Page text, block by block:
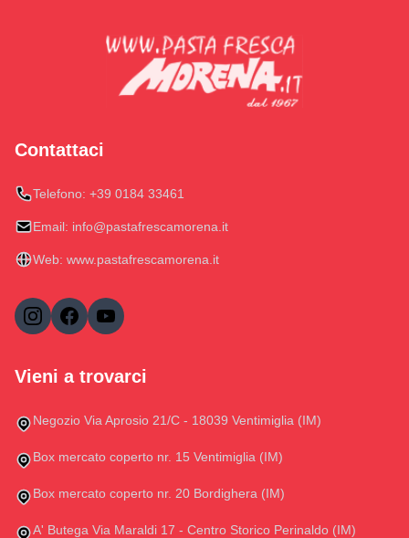
Contattaci
Telefono: +39 0184 33461
Email: info@pastafrescamorena.it
Web: www.pastafrescamorena.it
Vieni a trovarci
Negozio Via Aprosio 21/C - 18039 Ventimiglia (IM)
Box mercato coperto nr. 15 Ventimiglia (IM)
Box mercato coperto nr. 20 Bordighera (IM)
A' Butega Via Maraldi 17 - Centro Storico Perinaldo (IM)